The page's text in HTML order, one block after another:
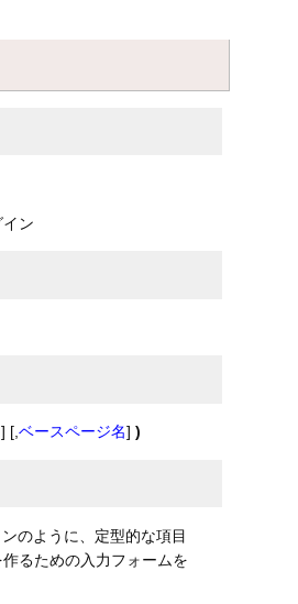
ン
] [,ベースページ名])
のように、定型的な項目
るための入力フォームを